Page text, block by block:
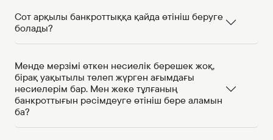
Сот арқылы банкроттыққа қайда өтініш беруге
болады?
Менде мерзімі өткен несиелік берешек жоқ,
бірақ уақытылы төлеп жүрген ағымдағы
несиелерім бар. Мен жеке тұлғаның
банкроттығын рәсімдеуге өтініш бере аламын
ба?